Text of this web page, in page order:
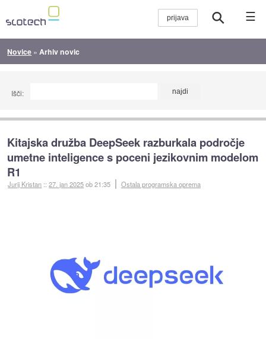
☰
Novice » Arhiv novic
Išči:
Kitajska družba DeepSeek razburkala področje
umetne inteligence s poceni jezikovnim modelom
R1
Jurij Kristan ::27. jan 2025ob 21:35 Ostala programska oprema